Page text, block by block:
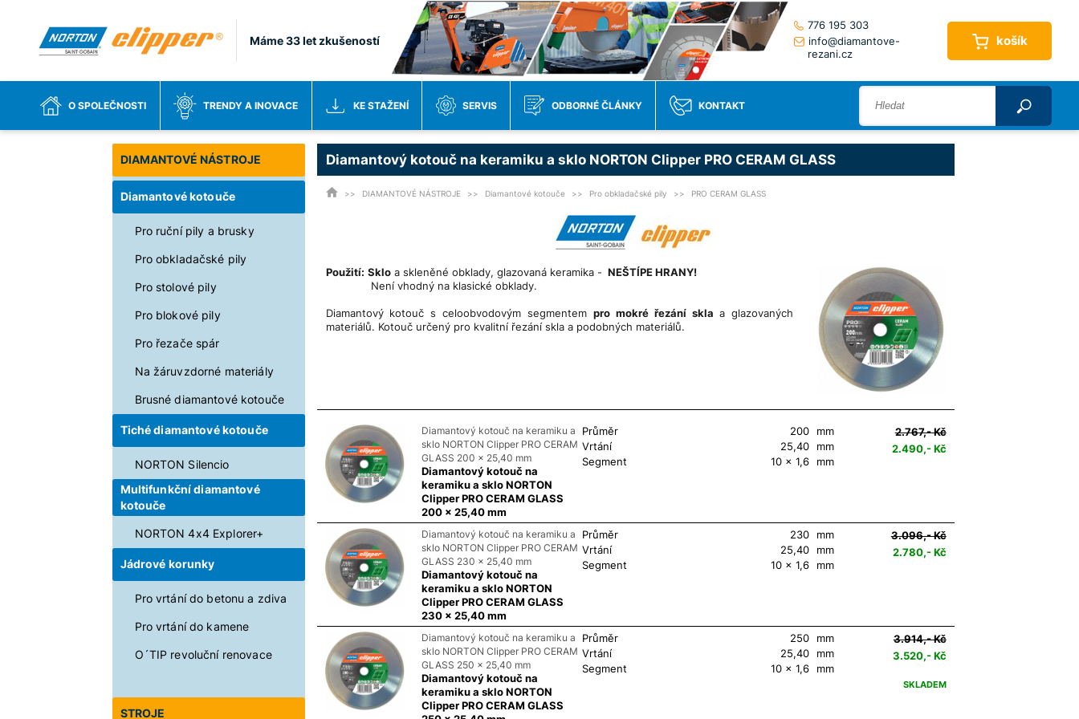
Máme 33 let zkušeností
776 195 303
info@diamantove-
rezani.cz
košík
O SPOLEČNOSTI TRENDY A INOVACE KE STAŽENÍ SERVIS ODBORNÉ ČLÁNKY KONTAKT
DIAMANTOVÉ NÁSTROJE
Diamantové kotouče
Pro ruční pily a brusky
Pro obkladačské pily
Pro stolové pily
Pro blokové pily
Pro řezače spár
Na žáruvzdorné materiály
Brusné diamantové kotouče
Tiché diamantové kotouče
NORTON Silencio
Multifunkční diamantové
kotouče
NORTON 4x4 Explorer+
Jádrové korunky
Pro vrtání do betonu a zdiva
Pro vrtání do kamene
O´TIP revoluční renovace
STROJE
Diamantový kotouč na keramiku a sklo NORTON Clipper PRO CERAM GLASS
DIAMANTOVÉ NÁSTROJE Diamantové kotouče Pro obkladačské pily PRO CERAM GLASS
Použití: Skloa skleněné obklady, glazovaná keramika - NEŠTÍPE HRANY!
Není vhodný na klasické obklady.
Diamantový kotouč s celoobvodovým segmentempro mokré řezání skla a glazovaných
materiálů. Kotouč určený pro kvalitní řezání skla a podobných materiálů.
Diamantový kotouč na keramiku a
sklo NORTON Clipper PRO CERAM
GLASS 200 x 25,40 mm
Diamantový kotouč na
keramiku a sklo NORTON
Clipper PRO CERAM GLASS
200 x 25,40 mm
Průměr 200
mm
Vrtání
25,40
mm
Segment
10 x 1,6 mm
2.767,- Kč
2.490,- Kč
Diamantový kotouč na keramiku a
sklo NORTON Clipper PRO CERAM
GLASS 230 x 25,40 mm
Diamantový kotouč na
keramiku a sklo NORTON
Clipper PRO CERAM GLASS
230 x 25,40 mm
Průměr 230
mm
Vrtání
25,40
mm
Segment
10 x 1,6 mm
3.096,- Kč
2.780,- Kč
Diamantový kotouč na keramiku a
sklo NORTON Clipper PRO CERAM
GLASS 250 x 25,40 mm
Diamantový kotouč na
keramiku a sklo NORTON
Clipper PRO CERAM GLASS
Průměr 250
mm
Vrtání
25,40
mm
Segment
10 x 1,6 mm
3.914,- Kč
3.520,- Kč
SKLADEM